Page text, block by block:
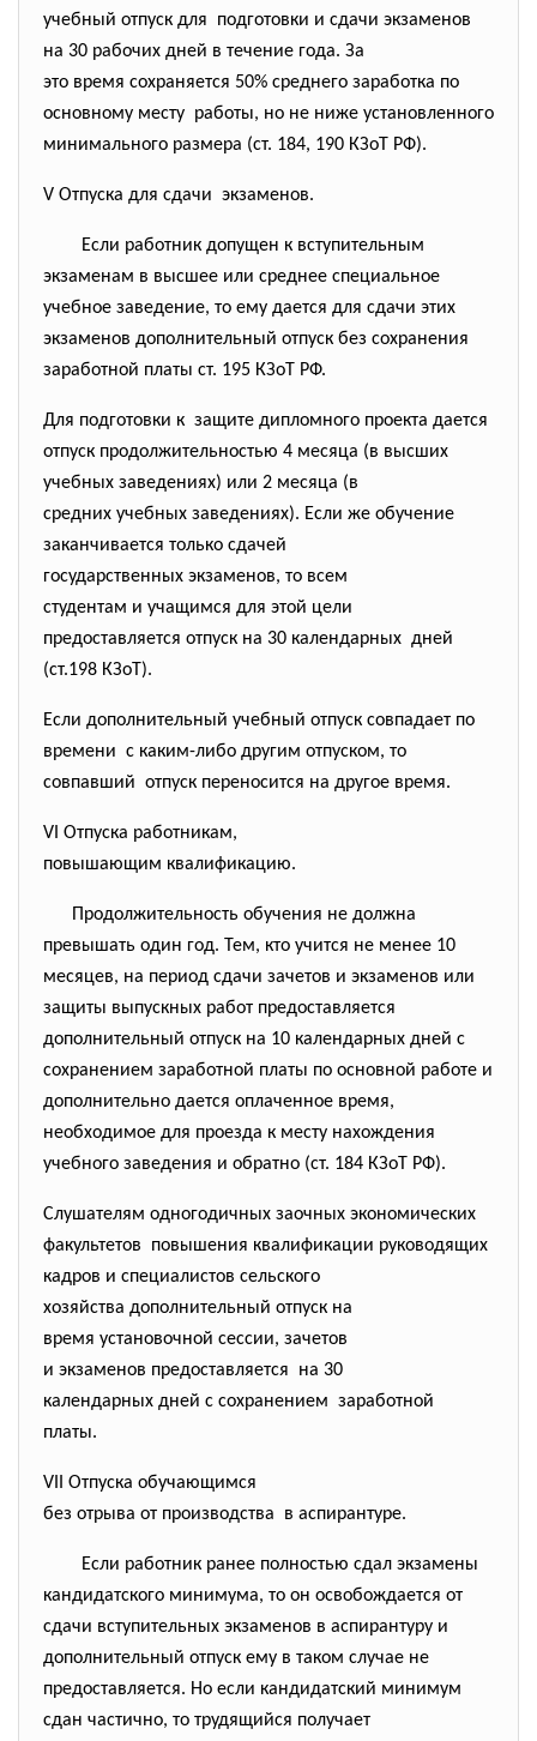
учебный отпуск для подготовки и сдачи экзаменов
на 30 рабочих дней в течение года. За
это время сохраняется 50% среднего заработка по
основному месту работы, но не ниже установленного
минимального размера (ст. 184, 190 КЗоТ РФ).
V Отпуска для сдачи экзаменов.
Если работник допущен к вступительным
экзаменам в высшее или среднее специальное
учебное заведение, то ему дается для сдачи этих
экзаменов дополнительный отпуск без сохранения
заработной платы ст. 195 КЗоТ РФ.
Для подготовки к защите дипломного проекта дается
отпуск продолжительностью 4 месяца (в высших
учебных заведениях) или 2 месяца (в
средних учебных заведениях). Если же обучение
заканчивается только сдачей
государственных экзаменов, то всем
студентам и учащимся для этой цели
предоставляется отпуск на 30 календарных дней
(ст.198 КЗоТ).
Если дополнительный учебный отпуск совпадает по
времени с каким-либо другим отпуском, то
совпавший отпуск переносится на другое время.
VI Отпуска работникам,
повышающим квалификацию.
Продолжительность обучения не должна
превышать один год. Тем, кто учится не менее 10
месяцев, на период сдачи зачетов и экзаменов или
защиты выпускных работ предоставляется
дополнительный отпуск на 10 календарных дней с
сохранением заработной платы по основной работе и
дополнительно дается оплаченное время,
необходимое для проезда к месту нахождения
учебного заведения и обратно (ст. 184 КЗоТ РФ).
Слушателям одногодичных заочных экономических
факультетов повышения квалификации руководящих
кадров и специалистов сельского
хозяйства дополнительный отпуск на
время установочной сессии, зачетов
и экзаменов предоставляется на 30
календарных дней с сохранением заработной
платы.
VII Отпуска обучающимся
без отрыва от производства в аспирантуре.
Если работник ранее полностью сдал экзамены
кандидатского минимума, то он освобождается от
сдачи вступительных экзаменов в аспирантуру и
дополнительный отпуск ему в таком случае не
предоставляется. Но если кандидатский минимум
сдан частично, то трудящийся получает